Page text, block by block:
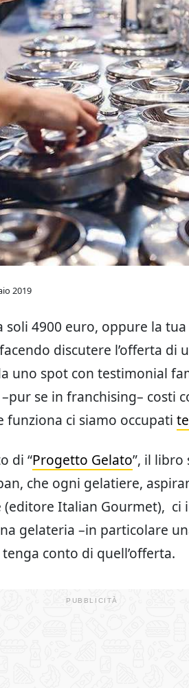
2019
soli 4900 euro, oppure la
discutere l’offerta di
uno spot con testimonial
–pur se in franchising– costi
funziona ci siamo occupati
di “Progetto Gelato”, il libro
che ogni gelatiere,
(editore Italian Gourmet), ci
gelateria –in particolare
conto di quell’offerta.